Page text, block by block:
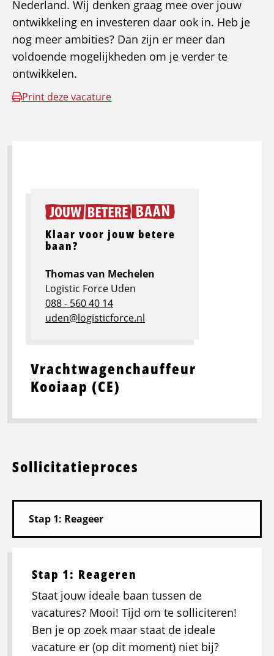
Nederland. Wij denken graag mee over jouw
ontwikkeling en investeren daar ook in. Heb je
nog meer ambities? Dan zijn er meer dan
voldoende mogelijkheden om je verder te
ontwikkelen.
Print deze vacature
Vrachtwagenchauffeur
Kooiaap (CE)
Klaar voor jouw betere
baan?
Thomas van Mechelen
Logistic Force Uden
088 - 560 40 14
uden@logisticforce.nl
Sollicitatieproces
Stap 1: Reageren
Staat jouw ideale baan tussen de
vacatures? Mooi! Tijd om te solliciteren!
Ben je op zoek maar staat de ideale
vacature er (op dit moment) niet bij?